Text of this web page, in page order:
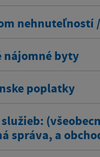
nájomné byty
poplatky
správa, a